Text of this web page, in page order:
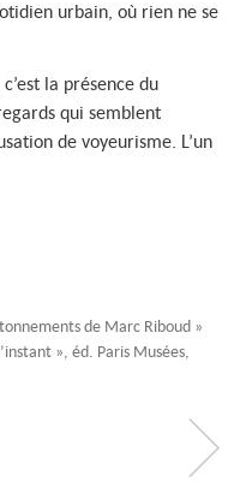
urbain, où rien ne se
la présence du
qui semblent
de voyeurisme. L’un
de Marc Riboud »
», éd. Paris Musées,
P
h